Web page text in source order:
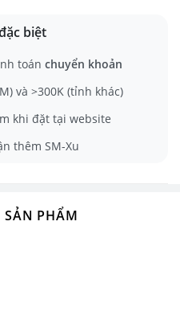
biệt
toán chuyển khoản
và >300K (tỉnh khác)
khi đặt tại website
thêm SM-Xu
PHẨM